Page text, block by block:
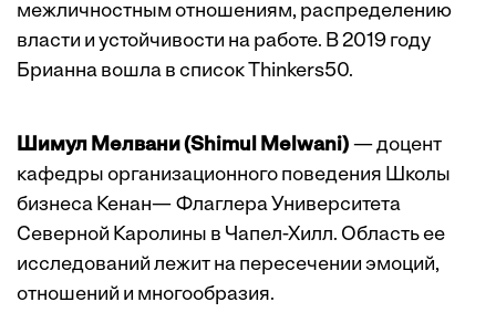
межличностным отношениям, распределению
власти и устойчивости на работе. В 2019 году
Брианна вошла в список Thinkers50.
Шимул Мелвани (Shimul Melwani) — доцент
кафедры организационного поведения Школы
бизнеса Кенан— Флаглера Университета
Северной Каролины в Чапел-Хилл. Область ее
исследований лежит на пересечении эмоций,
отношений и многообразия.